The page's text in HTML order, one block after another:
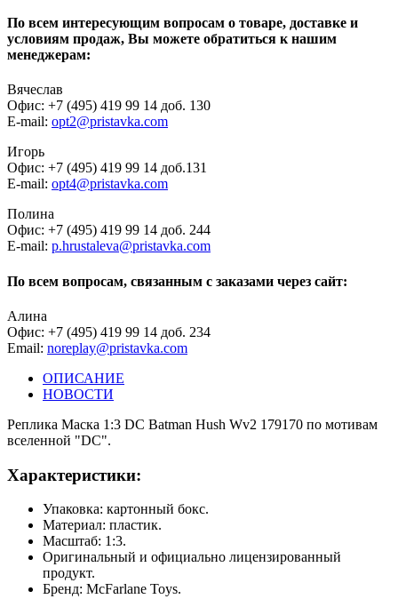
По всем интересующим вопросам о товаре, доставке и
условиям продаж, Вы можете обратиться к нашим
менеджерам:
Вячеслав
Офис: +7 (495) 419 99 14 доб. 130
E-mail: opt2@pristavka.com
Игорь
Офис: +7 (495) 419 99 14 доб.131
E-mail: opt4@pristavka.com
Полина
Офис: +7 (495) 419 99 14 доб. 244
E-mail: p.hrustaleva@pristavka.com
По всем вопросам, связанным с заказами через сайт:
Алина
Офис: +7 (495) 419 99 14 доб. 234
Email: noreplay@pristavka.com
ОПИСАНИЕ
НОВОСТИ
Реплика Маска 1:3 DC Batman Hush Wv2 179170 по мотивам
вселенной "DC".
Характеристики:
Упаковка: картонный бокс.
Материал: пластик.
Масштаб: 1:3.
Оригинальный и официально лицензированный
продукт.
Бренд: McFarlane Toys.